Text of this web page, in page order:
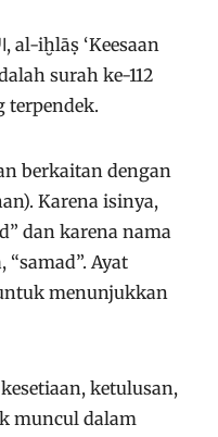
surah ke-112
terpendek.
berkaitan dengan
Karena isinya,
dan karena nama
Ayat
menunjukkan
ketulusan,
muncul dalam